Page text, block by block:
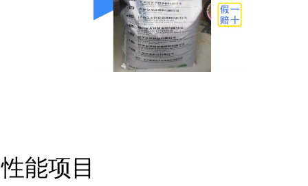
性能项目